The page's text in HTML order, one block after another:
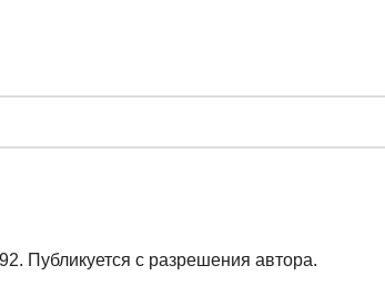
Публикуется с разрешения автора.